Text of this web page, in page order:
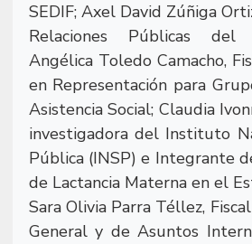
SEDIF; Axel David Zúñiga
Relaciones Públicas del
Angélica Toledo Camacho,
en Representación para
Asistencia Social; Claudia
investigadora del Instituto
Pública (INSP) e Integrante
de Lactancia Materna en el
Sara Olivia Parra Téllez,
General y de Asuntos